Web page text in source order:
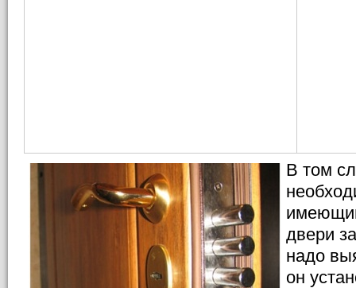
В том
двери
надо
он